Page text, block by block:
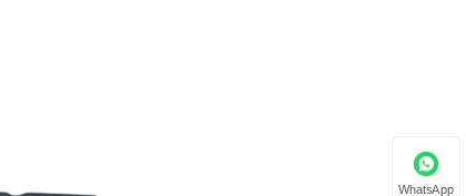
WhatsApp